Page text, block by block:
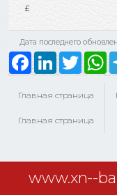
£
Дата последнего
Главная страница
Главная страница
FacebookLinkedInTwitter
www.xn--